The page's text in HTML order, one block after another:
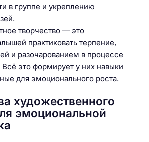
в группе и укреплению
творчество — это
практиковать терпение,
и разочарованием в процессе
это формирует у них навыки
для эмоционального роста.
художественного
эмоциональной